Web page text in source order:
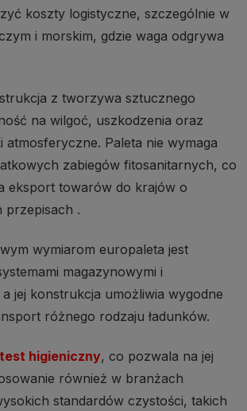
koszty logistyczne, szczególnie w
i morskim, gdzie waga odgrywa
z tworzywa sztucznego
na wilgoć, uszkodzenia oraz
atmosferyczne. Paleta nie wymaga
zabiegów fitosanitarnych, co
eksport towarów do krajów o
przepisach .
wymiarom europaleta jest
magazynowymi i
jej konstrukcja umożliwia wygodne
różnego rodzaju ładunków.
higieniczny, co pozwala na jej
również w branżach
standardów czystości, takich